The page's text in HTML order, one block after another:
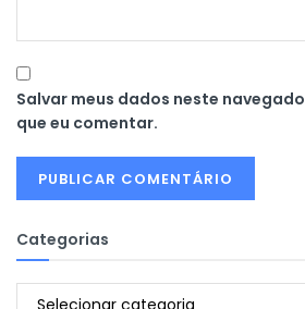
Salvar meus dados neste
que eu comentar.
Categorias
Categorias